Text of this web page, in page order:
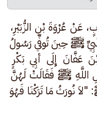
عَنْ عُرْوَةَ بْنِ الزُّبَيْرِ،
ﷺ حِينَ تُوفِّي رَسُولُ
عَفَّانَ إِلَى أبِي بَكْرٍ
اللَّهِ ﷺ فَقَالَتْ لَهُنَّ
نُورَثُ مَا تَرَكْنَا فَهُوَ